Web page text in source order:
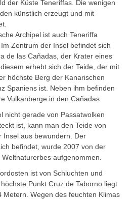
der Küste Teneriffas. Die wenigen
künstlich erzeugt und mit
Archipel ist auch Teneriffa
Zentrum der Insel befindet sich
de las Cañadas, der Krater eines
erhebt sich der Teide, der mit
höchste Berg der Kanarischen
Spaniens ist. Neben ihm befinden
Vulkanberge in den Cañadas.
nicht gerade von Passatwolken
ist, kann man den Teide von
Insel aus bewundern. Der
befindet, wurde 2007 von der
aufgenommen.
ist von Schluchten und
Punkt Cruz de Taborno liegt
Metern. Wegen des feuchten Klimas